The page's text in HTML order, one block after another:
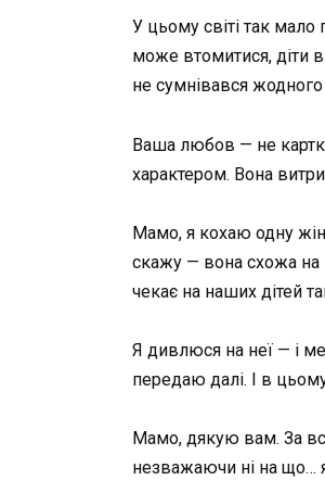
У цьому світі так мало
може втомитися, діти
не сумнівався
Ваша любов — не
характером. Вона
Мамо, я кохаю одну
скажу — вона схожа на
чекає на наших дітей
Я дивлюся на неї — і
передаю далі. І в
Мамо, дякую вам. За
незважаючи ні на що…